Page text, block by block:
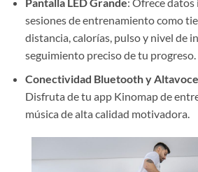
sesiones de entrenamiento como
distancia, calorías, pulso y nivel de
seguimiento preciso de tu progreso.
Conectividad Bluetooth y
Disfruta de tu app Kinomap de
música de alta calidad motivadora.